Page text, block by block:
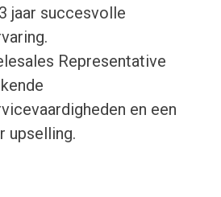
jaar succesvolle
Representative
en een
upselling.